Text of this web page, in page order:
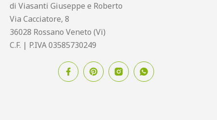
di Viasanti Giuseppe e Roberto
Via Cacciatore, 8
36028 Rossano Veneto (Vi)
C.F. | P.IVA 03585730249